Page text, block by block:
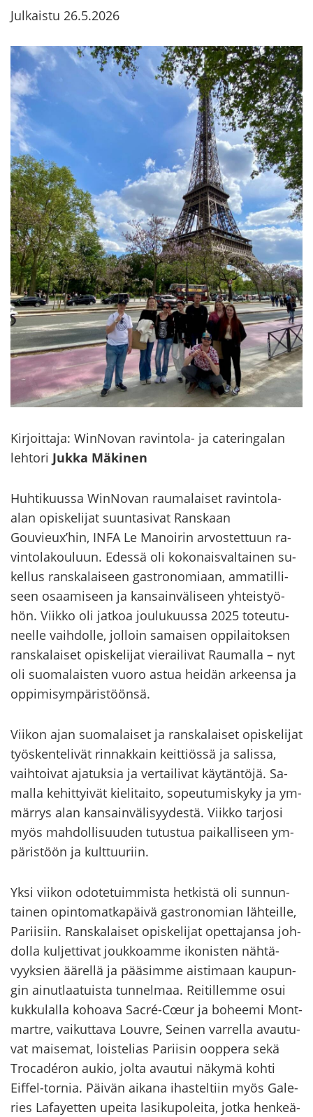
Julkaistu 26.5.2026
Kir­joit­ta­ja: WinNovan ravintola-​ ja ca­te­rin­ga­lan
leh­to­ri Jukka Mä­ki­nen
Huh­ti­kuus­sa WinNovan rau­ma­lai­set ravintola-​
alan opis­ke­li­jat suun­ta­si­vat Rans­kaan
Gouvieux’hin, INFA Le Ma­noi­rin ar­vos­tet­tuun ra­
vin­to­la­kou­luun. Edes­sä oli ko­ko­nais­val­tai­nen su­
kel­lus rans­ka­lai­seen ga­stro­no­mi­aan, am­ma­til­li­
seen osaa­mi­seen ja kan­sain­vä­li­seen yh­teis­työ­
hön. Viik­ko oli jat­koa jou­lu­kuus­sa 2025 to­teu­tu­
neel­le vaih­dol­le, jol­loin sa­mai­sen op­pi­lai­tok­sen
rans­ka­lai­set opis­ke­li­jat vie­rai­li­vat Rau­mal­la – nyt
oli suo­ma­lais­ten vuoro astua hei­dän ar­keen­sa ja
op­pi­mi­sym­pä­ris­töön­sä.
Vii­kon ajan suo­ma­lai­set ja rans­ka­lai­set opis­ke­li­jat
työs­ken­te­li­vät rin­nak­kain keit­tiös­sä ja sa­lis­sa,
vaih­toi­vat aja­tuk­sia ja ver­tai­li­vat käy­tän­tö­jä. Sa­
mal­la ke­hit­tyi­vät kie­li­tai­to, so­peu­tu­mis­ky­ky ja ym­
mär­rys alan kan­sain­vä­li­syy­des­tä. Viik­ko tar­jo­si
myös mah­dol­li­suu­den tu­tus­tua pai­kal­li­seen ym­
pä­ris­töön ja kult­tuu­riin.
Yksi vii­kon odo­te­tuim­mis­ta het­kis­tä oli sun­nun­
tai­nen opin­to­mat­ka­päi­vä ga­stro­no­mian läh­teil­le,
Pa­rii­siin. Rans­ka­lai­set opis­ke­li­jat opet­ta­jan­sa joh­
dol­la kul­jet­ti­vat jouk­koam­me iko­nis­ten näh­tä­
vyyk­sien ää­rel­lä ja pää­sim­me ais­ti­maan kau­pun­
gin ai­nut­laa­tuis­ta tun­nel­maa. Rei­til­lem­me osui
kuk­ku­lal­la ko­hoa­va Sacré-​Cœur ja bo­hee­mi Mont­
mart­re, vai­kut­ta­va Louv­re, Sei­nen var­rel­la avau­tu­
vat mai­se­mat, lois­te­lias Pa­rii­sin oop­pe­ra sekä
Trocadéron aukio, jolta avau­tui nä­ky­mä kohti
Eiffel-​tornia. Päi­vän ai­ka­na ihas­tel­tiin myös Ga­le­
ries La­fayet­ten upei­ta la­si­ku­po­lei­ta, jotka hen­keä­